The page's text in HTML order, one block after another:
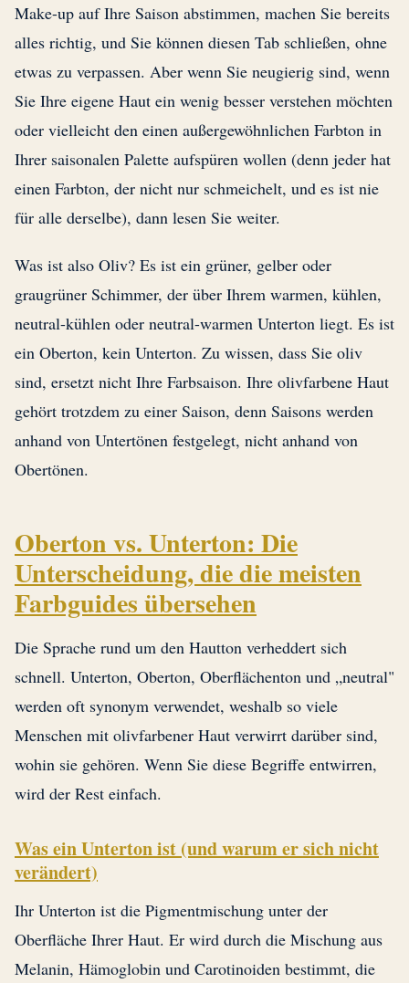
Make-up auf Ihre Saison abstimmen, machen Sie bereits
alles richtig, und Sie können diesen Tab schließen, ohne
etwas zu verpassen. Aber wenn Sie neugierig sind, wenn
Sie Ihre eigene Haut ein wenig besser verstehen möchten
oder vielleicht den einen außergewöhnlichen Farbton in
Ihrer saisonalen Palette aufspüren wollen (denn jeder hat
einen Farbton, der nicht nur schmeichelt, und es ist nie
für alle derselbe), dann lesen Sie weiter.
Was ist also Oliv? Es ist ein grüner, gelber oder
graugrüner Schimmer, der über Ihrem warmen, kühlen,
neutral-kühlen oder neutral-warmen Unterton liegt. Es ist
ein Oberton, kein Unterton. Zu wissen, dass Sie oliv
sind, ersetzt nicht Ihre Farbsaison. Ihre olivfarbene Haut
gehört trotzdem zu einer Saison, denn Saisons werden
anhand von Untertönen festgelegt, nicht anhand von
Obertönen.
Oberton vs. Unterton: Die
Unterscheidung, die die meisten
Farbguides übersehen
Die Sprache rund um den Hautton verheddert sich
schnell. Unterton, Oberton, Oberflächenton und „neutral"
werden oft synonym verwendet, weshalb so viele
Menschen mit olivfarbener Haut verwirrt darüber sind,
wohin sie gehören. Wenn Sie diese Begriffe entwirren,
wird der Rest einfach.
Was ein Unterton ist (und warum er sich nicht
verändert)
Ihr Unterton ist die Pigmentmischung unter der
Oberfläche Ihrer Haut. Er wird durch die Mischung aus
Melanin, Hämoglobin und Carotinoiden bestimmt, die